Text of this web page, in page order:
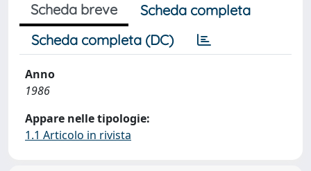
Scheda breve
Scheda completa
Scheda completa (DC)
Anno
1986
Appare nelle tipologie:
1.1 Articolo in rivista